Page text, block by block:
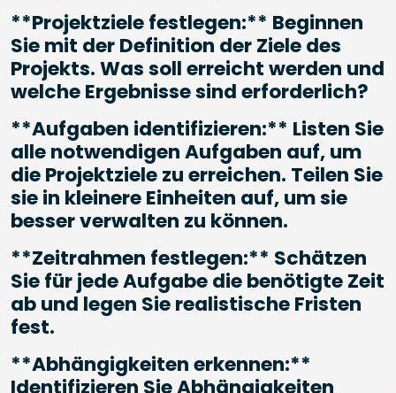
**Projektziele festlegen:** Beginnen
Sie mit der Definition der Ziele des
Projekts. Was soll erreicht werden und
welche Ergebnisse sind erforderlich?
**Aufgaben identifizieren:** Listen Sie
alle notwendigen Aufgaben auf, um
die Projektziele zu erreichen. Teilen Sie
sie in kleinere Einheiten auf, um sie
besser verwalten zu können.
**Zeitrahmen festlegen:** Schätzen
Sie für jede Aufgabe die benötigte Zeit
ab und legen Sie realistische Fristen
fest.
**Abhängigkeiten erkennen:**
Identifizieren Sie Abhängigkeiten